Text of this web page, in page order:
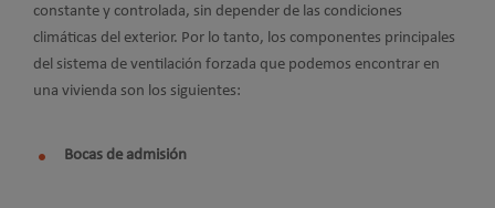
constante y controlada, sin depender de las condiciones
climáticas del exterior. Por lo tanto, los componentes principales
del sistema de ventilación forzada que podemos encontrar en
una vivienda son los siguientes:
Bocas de admisión